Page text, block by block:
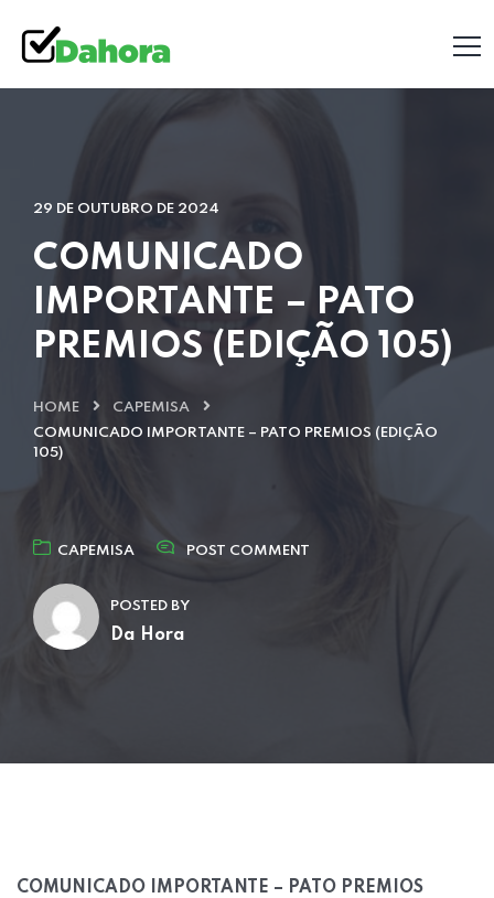
29 DE OUTUBRO DE 2024
COMUNICADO
IMPORTANTE – PATO
PREMIOS (EDIÇÃO 105)
HOME
CAPEMISA
COMUNICADO IMPORTANTE – PATO PREMIOS (EDIÇÃO
105)
CAPEMISA POST COMMENT
POSTED BY
Da Hora
COMUNICADO IMPORTANTE – PATO PREMIOS